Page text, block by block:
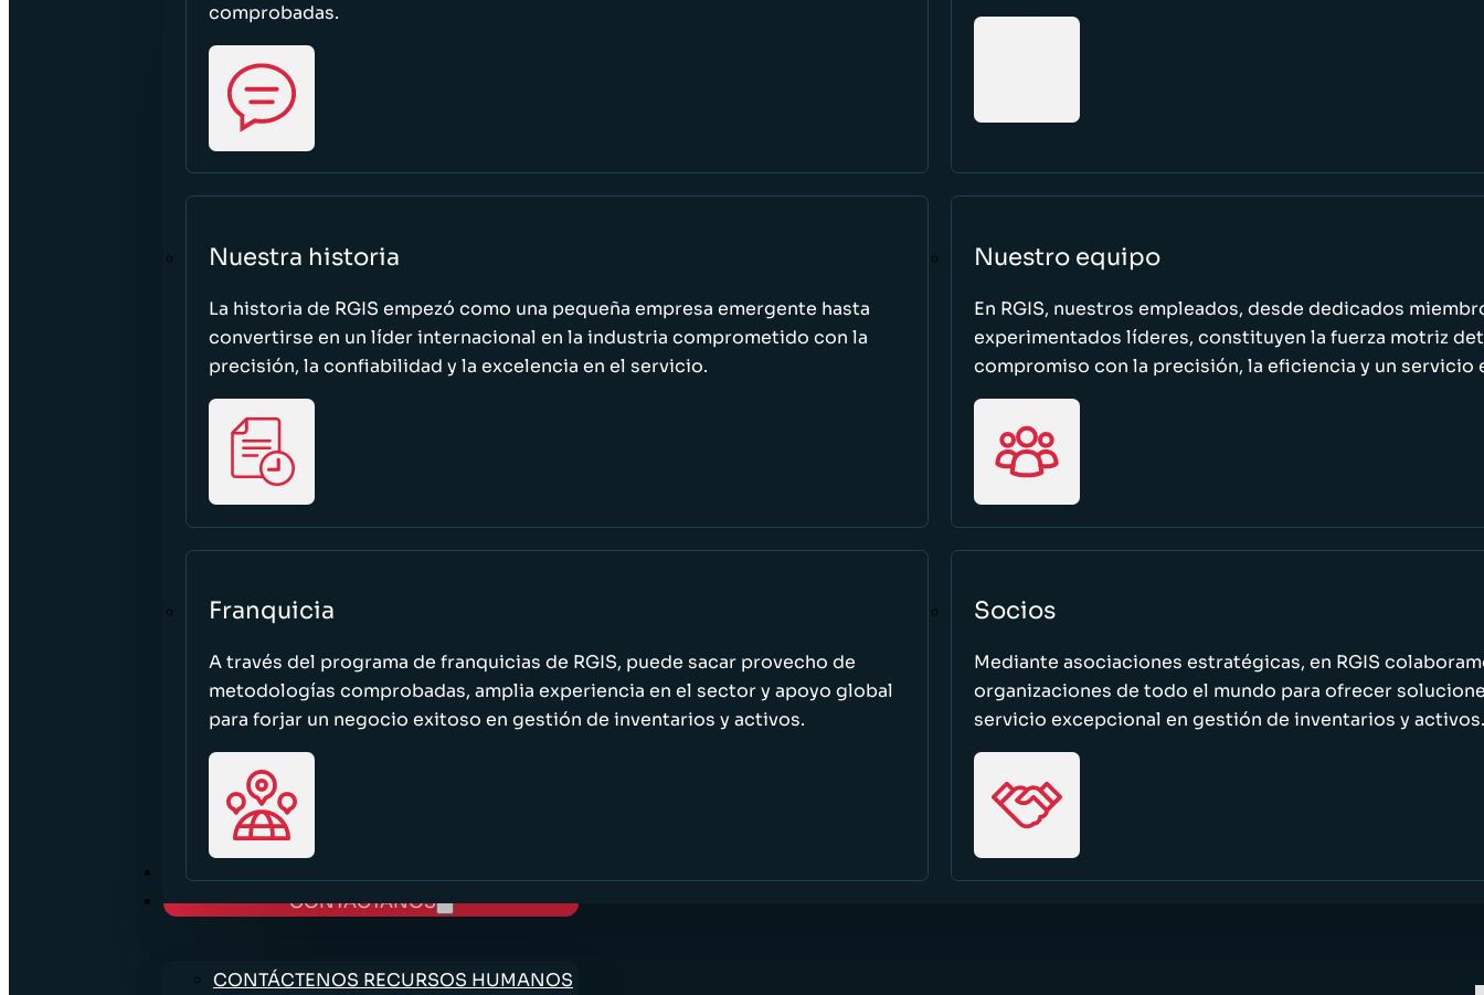
comprobadas.
Nuestra historia
La historia de RGIS empezó como una pequeña empresa emergente hasta
convertirse en un líder internacional en la industria comprometido con la
precisión, la confiabilidad y la excelencia en el servicio.
Nuestro equipo
En RGIS, nuestros empleados, desde dedicados
experimentados líderes, constituyen la fuerza motriz
compromiso con la precisión, la eficiencia y un servicio
Franquicia
A través del programa de franquicias de RGIS, puede sacar provecho de
metodologías comprobadas, amplia experiencia en el sector y apoyo global
para forjar un negocio exitoso en gestión de inventarios y activos.
Socios
Mediante asociaciones estratégicas, en RGIS
organizaciones de todo el mundo para ofrecer
servicio excepcional en gestión de inventarios y activos.
TRABAJE CON NOSOTROS
CONTÁCTANOS
CONTÁCTENOS RECURSOS HUMANOS